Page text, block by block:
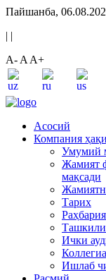
Пайшанба,
| |
A- A A+
Асосий
Компания
Умумий
Жамият
мақсади
Тарих
Ички
Ишлаб